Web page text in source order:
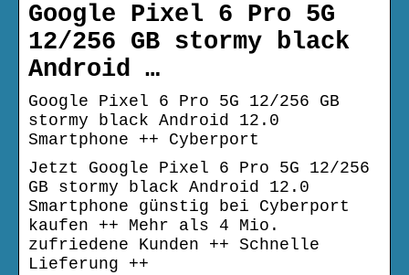
Google Pixel 6 Pro 5G
12/256 GB stormy black
Android …
Google Pixel 6 Pro 5G 12/256 GB
stormy black Android 12.0
Smartphone ++ Cyberport
Jetzt Google Pixel 6 Pro 5G 12/256
GB stormy black Android 12.0
Smartphone günstig bei Cyberport
kaufen ++ Mehr als 4 Mio.
zufriedene Kunden ++ Schnelle
Lieferung ++